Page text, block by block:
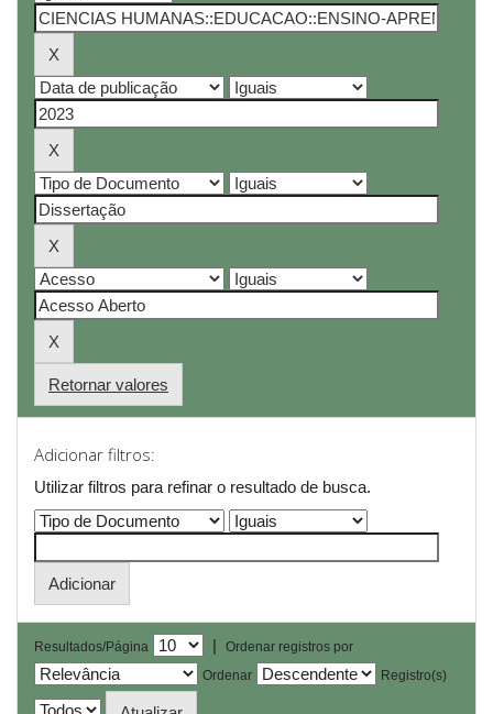
Retornar valores
Adicionar filtros:
Utilizar filtros para refinar o resultado de busca.
Resultados/Página |
Ordenar registros por
Ordenar
Registro(s)